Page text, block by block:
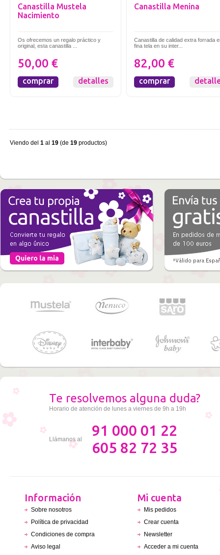
Canastilla Mustela
Nacimiento
Os ofrecemos un regalo práctico y
original, esta canastilla ...
50,00 €
comprar detalles
Canastilla Menina
Canastilla de calidad extra forrada
fina tela en su inter...
82,00 €
comprar
Viendo del 1 al 19 (de 19 productos)
Te resolvemos alguna duda?
Horario de atención de lunes a viernes de 9h a 19h
Llámanos al
91 000 01 22
605 82 72 35
Información
Sobre nosotros
Política de privacidad
Condiciones de compra
Aviso legal
Mi cuenta
Mis pedidos
Crear cuenta
Newsletter
Acceder a mi cuenta